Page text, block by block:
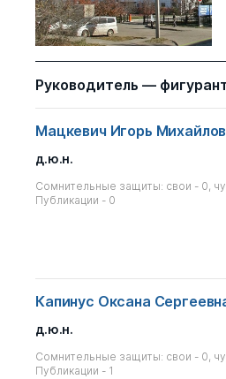
Руководитель —
Мацкевич Игорь
д.ю.н.
Сомнительные защиты: свои - 0,
Публикации - 0
Капинус Оксана
д.ю.н.
Сомнительные защиты: свои - 0,
Публикации - 1